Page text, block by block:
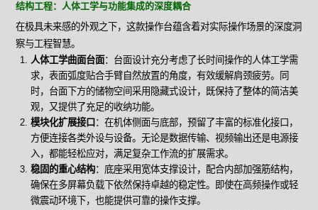
结构工程：人体工学与功能集成的深度耦合
在极具未来感的外观之下，这款操作台蕴含着对实际操作场景的深度洞
察与工程智慧。
人体工学曲面台面：台面设计充分考虑了长时间操作的人体工学需
求，表面弧度贴合手臂自然放置的角度，有效缓解肩颈疲劳。同
时，台面下方的储物空间采用隐藏式设计，既保持了整体的简洁美
观，又提供了充足的收纳功能。
模块化扩展接口 ：在机体侧面与底部，预留了丰富的标准化接口，
方便连接各类外设与设备。无论是数据传输、视频输出还是电源接
入，都能轻松应对，满足复杂工作流的扩展需求。
稳固的重心结构：底座采用宽体支撑设计，配合内部加强筋结构，
确保在多屏幕负载下依然保持卓越的稳定性。即使在高频操作或轻
微震动环境下，也能提供可靠的操作支撑。